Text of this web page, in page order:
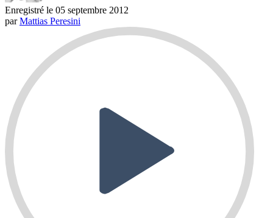
Enregistré le 05 septembre 2012
parMattias Peresini